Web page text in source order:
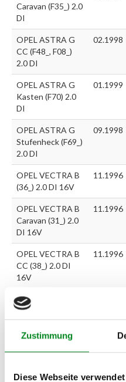
Zustimmung
Diese Webseite
Caravan (F35_) 2.0
DI
OPEL ASTRA G
CC (F48_, F08_)
2.0 DI
02.1998
OPEL ASTRA G
Kasten (F70) 2.0
DI
01.1999
OPEL ASTRA G
Stufenheck (F69_)
2.0 DI
09.1998
OPEL VECTRA B
(36_) 2.0 DI 16V
11.1996
OPEL VECTRA B
Caravan (31_) 2.0
DI 16V
11.1996
OPEL VECTRA B
CC (38_) 2.0 DI
16V
11.1996
OPEL ZAFIRA A
(F75_) 2.0 DI 16V
Zur exakten Fahrzeug-
Wir benötigen folgende